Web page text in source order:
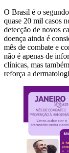
O Brasil é o
quase 20 mil casos
detecção de novos
doença ainda é
mês de combate e
não é apenas de
clínicas, mas
reforça a